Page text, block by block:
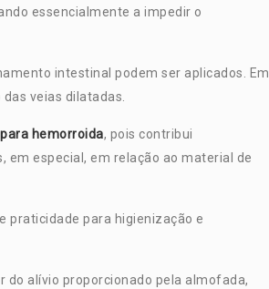
essencialmente a impedir o
intestinal podem ser aplicados. Em
veias dilatadas.
hemorroida, pois contribui
em especial, em relação ao material de
praticidade para higienização e
alívio proporcionado pela almofada,